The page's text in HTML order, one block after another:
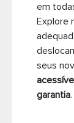
em
Explore
seus
garantia.